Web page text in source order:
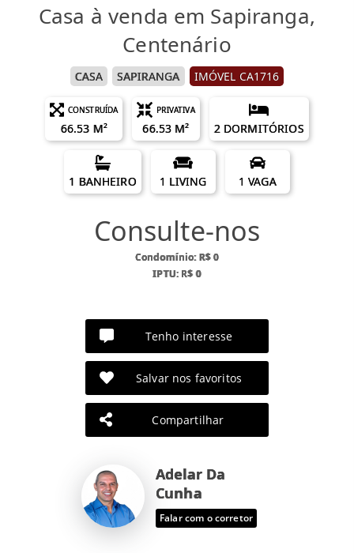
Casa à venda em Sapiranga,
Centenário
CASA SAPIRANGA IMÓVEL CA1716
CONSTRUÍDA
66.53 M²
PRIVATIVA
66.53 M² 2 DORMITÓRIOS
1 BANHEIRO 1 LIVING 1 VAGA
Consulte-nos
Condomínio: R$ 0
IPTU: R$ 0
Tenho interesse
Salvar nos favoritos
Compartilhar
Adelar Da
Cunha
Falar com o corretor